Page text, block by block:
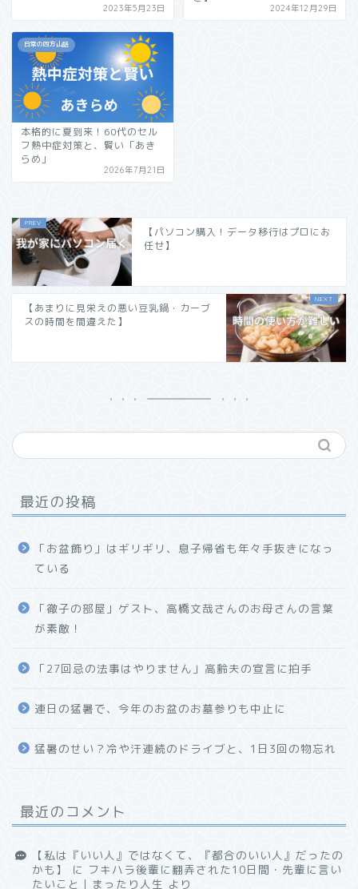
2023年5月23日 2024年12月29日
日常の四方山話
本格的に夏到来！60代のセル
フ熱中症対策と、賢い「あき
らめ」
2026年7月21日
【パソコン購入！データ移行はプロにお
任せ】
【あまりに見栄えの悪い豆乳鍋・カーブ
スの時間を間違えた】
最近の投稿
「お盆飾り」はギリギリ、息子帰省も年々手抜きになっ
ている
「徹子の部屋」ゲスト、高橋文哉さんのお母さんの言葉
が素敵！
「27回忌の法事はやりません」高齢夫の宣言に拍手
連日の猛暑で、今年のお盆のお墓参りも中止に
猛暑のせい？冷や汗連続のドライブと、1日3回の物忘れ
最近のコメント
【私は『いい人』ではなくて、『都合のいい人』だったの
かも】
に フキハラ後輩に翻弄された10日間・先輩に言い
たいこと｜まったり人生 より